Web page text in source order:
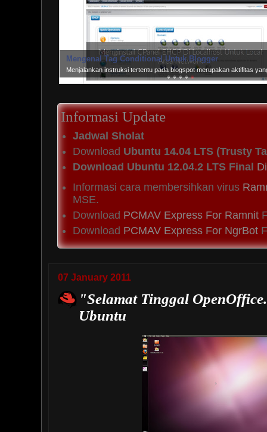
Mengenal Tag Conditional Untuk Blogger
Menjalankan instruksi tertentu pada blogspot merupakan aktifitas
Informasi Update
Jadwal Sholat
Download Ubuntu 14.04 LTS (Trusty
Download Ubuntu 12.04.2 LTS Final
Informasi cara membersihkan virus
MSE.
Download PCMAV Express For Ramnit
Download PCMAV Express For NgrBot
07 January 2011
"Selamat Tinggal
Ubuntu